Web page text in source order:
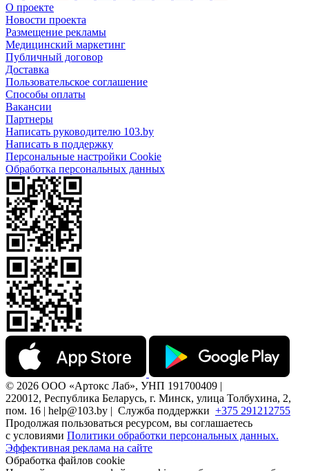
О проекте
Новости проекта
Размещение рекламы
Медицинский маркетинг
Публичный договор
Доставка
Пользовательское соглашение
Способы оплаты
Вакансии
Партнеры
Написать руководителю 103.by
Написать в поддержку
Персональные настройки Cookie
Обработка персональных данных
© 2026 ООО «Артокс Лаб», УНП 191700409 |
220012, Республика Беларусь, г. Минск, улица Толбухина, 2,
пом. 16 | help@103.by | Служба поддержки +375 291212755
Продолжая пользоваться ресурсом, вы соглашаетесь
с условиями Политики обработки персональных данных.
Эффективная реклама на сайте
Обработка файлов cookie